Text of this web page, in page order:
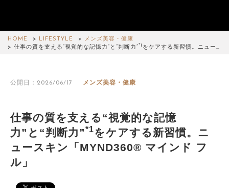
HOME LIFESTYLE
メンズ美容・健康
仕事の質を支える“視覚的な記憶力”と“判断力”*1 をケアする新習慣。ニュー…
公開日：2026/06/17 メンズ美容・健康
仕事の質を支える“視覚的な記憶
力”と“判断力”*1をケアする新習慣。ニ
ュースキン「MYND360® マインド フ
ル」